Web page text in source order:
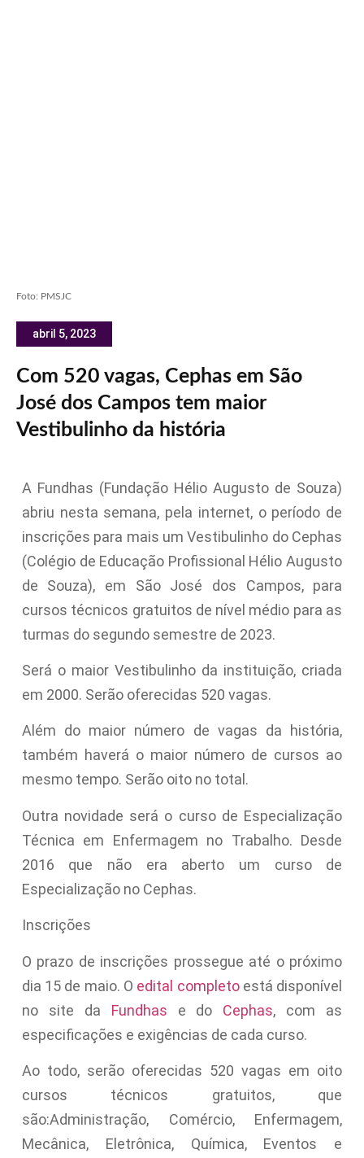
Foto: PMSJC
abril 5, 2023
Com 520 vagas, Cephas em São
José dos Campos tem maior
Vestibulinho da história
A Fundhas (Fundação Hélio Augusto de Souza)
abriu nesta semana, pela internet, o período de
inscrições para mais um Vestibulinho do Cephas
(Colégio de Educação Profissional Hélio Augusto
de Souza), em São José dos Campos, para
cursos técnicos gratuitos de nível médio para as
turmas do segundo semestre de 2023.
Será o maior Vestibulinho da instituição, criada
em 2000. Serão oferecidas 520 vagas.
Além do maior número de vagas da história,
também haverá o maior número de cursos ao
mesmo tempo. Serão oito no total.
Outra novidade será o curso de Especialização
Técnica em Enfermagem no Trabalho. Desde
2016 que não era aberto um curso de
Especialização no Cephas.
Inscrições
O prazo de inscrições prossegue até o próximo
dia 15 de maio. O edital completoestá disponível
no site da Fundhas e do Cephas, com as
especificações e exigências de cada curso.
Ao todo, serão oferecidas 520 vagas em oito
cursos técnicos gratuitos, que
são:Administração, Comércio, Enfermagem,
Mecânica, Eletrônica, Química, Eventos e